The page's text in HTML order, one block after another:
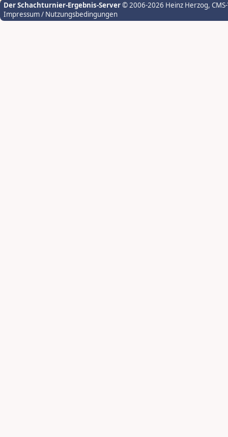
Der Schachturnier-Ergebnis-Server© 2006-2026 Heinz Herzog,
Impressum / Nutzungsbedingungen